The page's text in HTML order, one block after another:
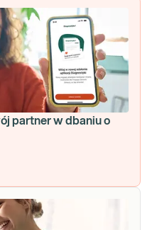
partner w dbaniu o